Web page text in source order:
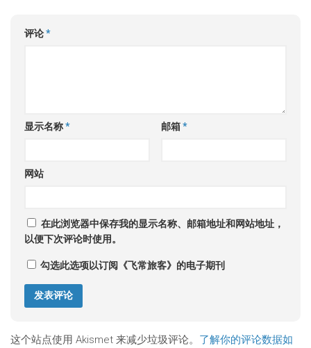
评论*
显示名称* 邮箱*
网站
在此浏览器中保存我的显示名称、邮箱地址和网站地址，
以便下次评论时使用。
勾选此选项以订阅《飞常旅客》的电子期刊
这个站点使用 Akismet 来减少垃圾评论。 了解你的评论数据如